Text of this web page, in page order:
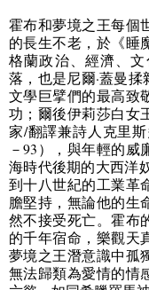
霍布和夢境之王每個
的長生不老，於《睡
格蘭政治、經濟、
落，也是尼爾·蓋曼
文學巨擘們的最高致
功；爾後伊莉莎白女
家/翻譯兼詩人克里斯
－93），與年輕的威
海時代後期的大西洋
到十八世紀的工業革
膽堅持，無論他的生
然不接受死亡。霍布
的千年宿命，樂觀天
夢境之王潛意識中孤
無法歸類為愛情的情